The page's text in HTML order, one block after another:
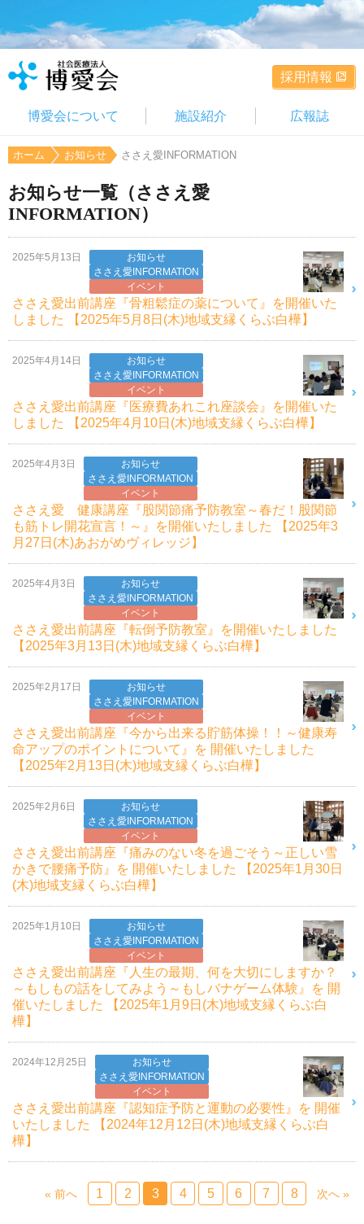
採用情報
博愛会について 施設紹介 広報誌
ホーム お知らせ ささえ愛INFORMATION
お知らせ一覧（ささえ愛
INFORMATION）
2025年5月13日
お知らせ
ささえ愛INFORMATION
イベント
ささえ愛出前講座『骨粗鬆症の薬について』を開催いた
しました 【2025年5月8日(木)地域支縁くらぶ白樺】
2025年4月14日
お知らせ
ささえ愛INFORMATION
イベント
ささえ愛出前講座『医療費あれこれ座談会』を開催いた
しました 【2025年4月10日(木)地域支縁くらぶ白樺】
2025年4月3日
お知らせ
ささえ愛INFORMATION
イベント
ささえ愛 健康講座『股関節痛予防教室～春だ！股関節
も筋トレ開花宣言！～』を開催いたしました 【2025年3
月27日(木)あおがめヴィレッジ】
2025年4月3日
お知らせ
ささえ愛INFORMATION
イベント
ささえ愛出前講座『転倒予防教室』を開催いたしました
【2025年3月13日(木)地域支縁くらぶ白樺】
2025年2月17日
お知らせ
ささえ愛INFORMATION
イベント
ささえ愛出前講座『今から出来る貯筋体操！！～健康寿
命アップのポイントについて』を 開催いたしました
【2025年2月13日(木)地域支縁くらぶ白樺】
2025年2月6日
お知らせ
ささえ愛INFORMATION
イベント
ささえ愛出前講座『痛みのない冬を過ごそう～正しい雪
かきで腰痛予防』を 開催いたしました 【2025年1月30日
(木)地域支縁くらぶ白樺】
2025年1月10日
お知らせ
ささえ愛INFORMATION
イベント
ささえ愛出前講座『人生の最期、何を大切にしますか？
～もしもの話をしてみよう～もしバナゲーム体験』を 開
催いたしました 【2025年1月9日(木)地域支縁くらぶ白
樺】
2024年12月25日
お知らせ
ささえ愛INFORMATION
イベント
ささえ愛出前講座『認知症予防と運動の必要性』を 開催
いたしました 【2024年12月12日(木)地域支縁くらぶ白
樺】
« 前へ 1 2 3 4 5 6 7 8 次へ »